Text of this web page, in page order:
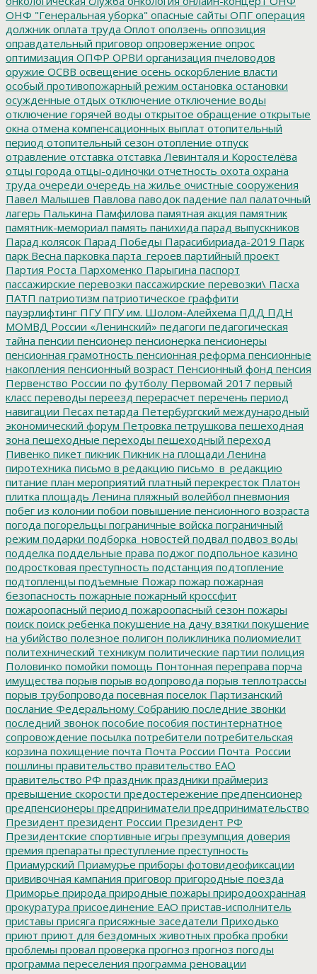
ОНФ "Генеральная уборка" опасные сайты ОПГ операция
должник оплата труда Оплот оползень оппозиция
оправдательный приговор опровержение опрос
оптимизация ОПФР ОРВИ организация пчеловодов
оружие ОСВВ освещение осень оскорбление власти
особый противопожарный режим остановка остановки
осужденные отдых отключение отключение воды
отключение горячей воды открытое обращение открытые
окна отмена компенсационных выплат отопительный
период отопительный сезон отопление отпуск
отравление отставка отставка Левинталя и Коростелёва
отцы города отцы-одиночки отчетность охота охрана
труда очереди очередь на жилье очистные сооружения
Павел Малышев Павлова паводок падение пал палаточный
лагерь Палькина Памфилова памятная акция памятник
памятник-мемориал память панихида парад выпускников
Парад колясок Парад Победы Парасибириада-2019 Парк
парк Весна парковка парта_героев партийный проект
Партия Роста Пархоменко Парыгина паспорт
пассажирские перевозки пассажирские перевозки\ Пасха
ПАТП патриотизм патриотическое граффити
пауэрлифтинг ПГУПГУ им. Шолом-Алейхема ПДД ПДН
МОМВД России «Ленинский» педагоги педагогическая
тайна пенсии пенсионер пенсионерка пенсионеры
пенсионная грамотность пенсионная реформа пенсионные
накопления пенсионный возраст Пенсионный фонд пенсия
Первенство России по футболу Первомай 2017 первый
класс переводы переезд перерасчет перечень период
навигации Песах петарда Петербургский международный
экономический форум Петровка петрушкова пешеходная
зона пешеходные переходы пешеходный переход
Пивенко пикет пикник Пикник на площади Ленина
пиротехника письмо в редакцию письмо_в_редакцию
питание план мероприятий платный перекресток Платон
плитка площадь Ленина пляжный волейбол пневмония
побег из колонии побои повышение пенсионного возраста
погода погорельцы пограничные войска пограничный
режим подарки подборка_новостей подвал подвоз воды
подделка поддельные права поджог подпольное казино
подростковая преступность подстанция подтопление
подтопленцы подъемные Пожар пожар пожарная
безопасность пожарные пожарный кроссфит
пожароопасный период пожароопасный сезон пожары
поиск поиск ребенка покушение на дачу взятки покушение
на убийство полезное полигон поликлиника полиомиелит
политехнический техникум политические партии полиция
Половинко помойки помощь Понтонная переправа порча
имущества порыв порыв водопровода порыв теплотрассы
порыв трубопровода посевная поселок Партизанский
послание Федеральному Собранию последние звонки
последний звонок пособие пособия постинтернатное
сопровождение посылка потребители потребительская
корзина похищение почта Почта России Почта_России
пошлины правительство правительство ЕАО
правительство РФ праздник праздники праймериз
превышение скорости предостережение предпенсионер
предпенсионеры предприниматели предпринимательство
Президент президент России Президент РФ
Президентские спортивные игры презумпция доверия
премия препараты преступление преступность
Приамурский Приамурье приборы фотовидеофиксации
прививочная кампания приговор пригородные поезда
Приморье природа природные пожары природоохранная
прокуратура присоединение ЕАО пристав-исполнитель
приставы присяга присяжные заседатели Приходько
приют приют для бездомных животных пробка пробки
проблемы провал проверка прогноз прогноз погоды
программа переселения программа реновации